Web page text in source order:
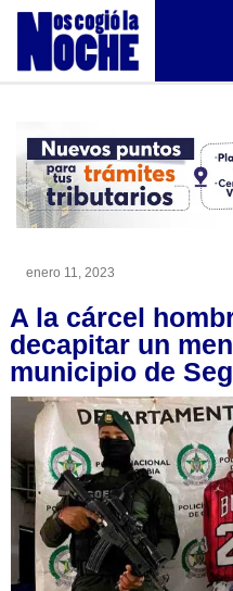
enero 11, 2023
A la cárcel
decapitar un
municipio de